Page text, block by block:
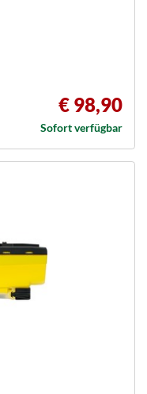
€ 98,90
Sofort verfügbar